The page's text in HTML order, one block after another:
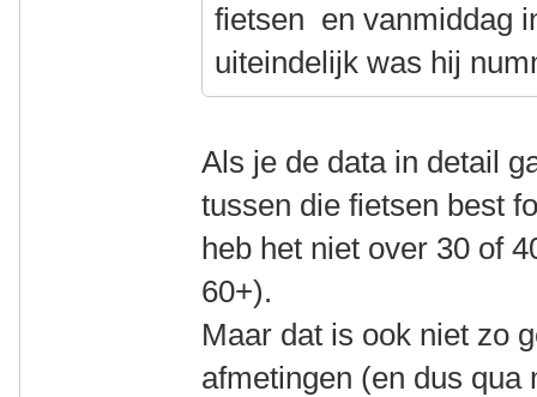
fietsen en vanmiddag
uiteindelijk was hij
Als je de data in detail
tussen die fietsen best
heb het niet over 30 of
60+).
Maar dat is ook niet zo
afmetingen (en dus